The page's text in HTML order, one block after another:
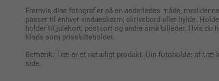
Fremvis dine fotografier på en anderledes måde, med
passer til enhver vindueskarm, skrivebord eller hylde.
holder til julekort, postkort og andre små billeder. Hvis du
klods som prisskilteholder.
Bemærk: Træ er et naturligt produkt. Din fotoholder af træ
side.